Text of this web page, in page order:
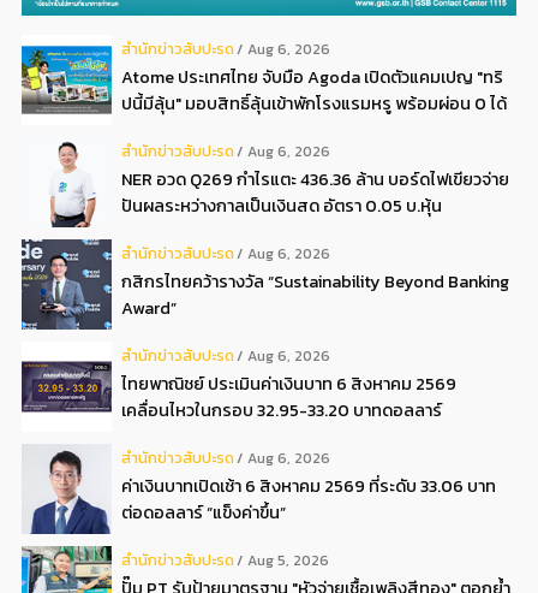
สํานักข่าวสับปะรด Aug 6, 2026
Atome ประเทศไทย จับมือ Agoda เปิดตัวแคมเปญ "ทริ
ปนี้มีลุ้น" มอบสิทธิ์ลุ้นเข้าพักโรงแรมหรู พร้อมผ่อน 0 ได้
สํานักข่าวสับปะรด Aug 6, 2026
NER อวด Q269 กำไรแตะ 436.36 ล้าน บอร์ดไฟเขียวจ่าย
ปันผลระหว่างกาลเป็นเงินสด อัตรา 0.05 บ.หุ้น
สํานักข่าวสับปะรด Aug 6, 2026
กสิกรไทยคว้ารางวัล “Sustainability Beyond Banking
Award”
สํานักข่าวสับปะรด Aug 6, 2026
ไทยพาณิชย์ ประเมินค่าเงินบาท 6 สิงหาคม 2569
เคลื่อนไหวในกรอบ 32.95-33.20 บาทดอลลาร์
สํานักข่าวสับปะรด Aug 6, 2026
ค่าเงินบาทเปิดเช้า 6 สิงหาคม 2569 ที่ระดับ 33.06 บาท
ต่อดอลลาร์ “แข็งค่าขึ้น”
สํานักข่าวสับปะรด Aug 5, 2026